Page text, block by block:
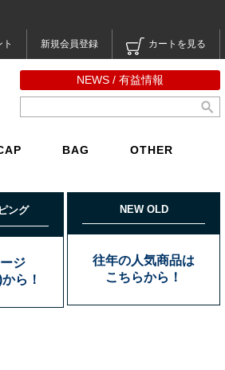
新規会員登録 カートを見る
NEWS / 有益情報
BAG OTHER
ング
ジ
ら！
NEW OLD
往年の人気商品は
こちらから！